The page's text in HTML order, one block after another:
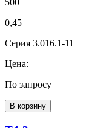
500
0,45
Серия 3.016.1-11
Цена:
По запросу
В корзину